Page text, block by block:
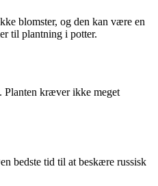
blomster, og den kan være en
til plantning i potter.
Planten kræver ikke meget
bedste tid til at beskære russisk